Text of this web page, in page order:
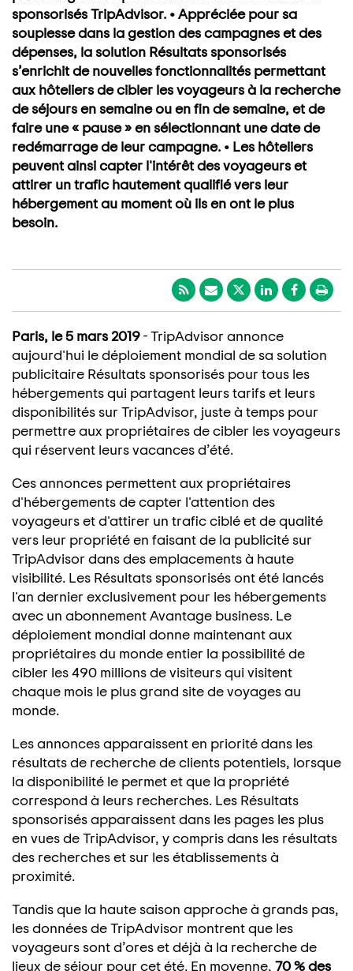
sponsorisés TripAdvisor. • Appréciée pour sa
souplesse dans la gestion des campagnes et des
dépenses, la solution Résultats sponsorisés
s’enrichit de nouvelles fonctionnalités permettant
aux hôteliers de cibler les voyageurs à la recherche
de séjours en semaine ou en fin de semaine, et de
faire une « pause » en sélectionnant une date de
redémarrage de leur campagne. • Les hôteliers
peuvent ainsi capter l'intérêt des voyageurs et
attirer un trafic hautement qualifié vers leur
hébergement au moment où ils en ont le plus
besoin.
Paris, le 5 mars 2019- TripAdvisor annonce
aujourd'hui le déploiement mondial de sa solution
publicitaire Résultats sponsorisés pour tous les
hébergements qui partagent leurs tarifs et leurs
disponibilités sur TripAdvisor, juste à temps pour
permettre aux propriétaires de cibler les voyageurs
qui réservent leurs vacances d’été.
Ces annonces permettent aux propriétaires
d'hébergements de capter l'attention des
voyageurs et d'attirer un trafic ciblé et de qualité
vers leur propriété en faisant de la publicité sur
TripAdvisor dans des emplacements à haute
visibilité. Les Résultats sponsorisés ont été lancés
l'an dernier exclusivement pour les hébergements
avec un abonnement Avantage business. Le
déploiement mondial donne maintenant aux
propriétaires du monde entier la possibilité de
cibler les 490 millions de visiteurs qui visitent
chaque mois le plus grand site de voyages au
monde.
Les annonces apparaissent en priorité dans les
résultats de recherche de clients potentiels, lorsque
la disponibilité le permet et que la propriété
correspond à leurs recherches. Les Résultats
sponsorisés apparaissent dans les pages les plus
en vues de TripAdvisor, y compris dans les résultats
des recherches et sur les établissements à
proximité.
Tandis que la haute saison approche à grands pas,
les données de TripAdvisor montrent que les
voyageurs sont d’ores et déjà à la recherche de
lieux de séjour pour cet été. En moyenne, 70 % des